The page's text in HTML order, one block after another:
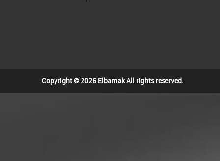
Copyright © 2026 Elbamak All rights reserved.